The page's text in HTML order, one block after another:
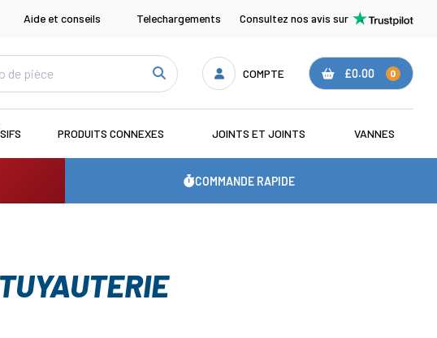
Aide et conseils Telechargements Consultez nos avis sur
COMPTE £0.00 0
PRODUITS CONNEXES JOINTS ET JOINTS VANNES
COMMANDE RAPIDE